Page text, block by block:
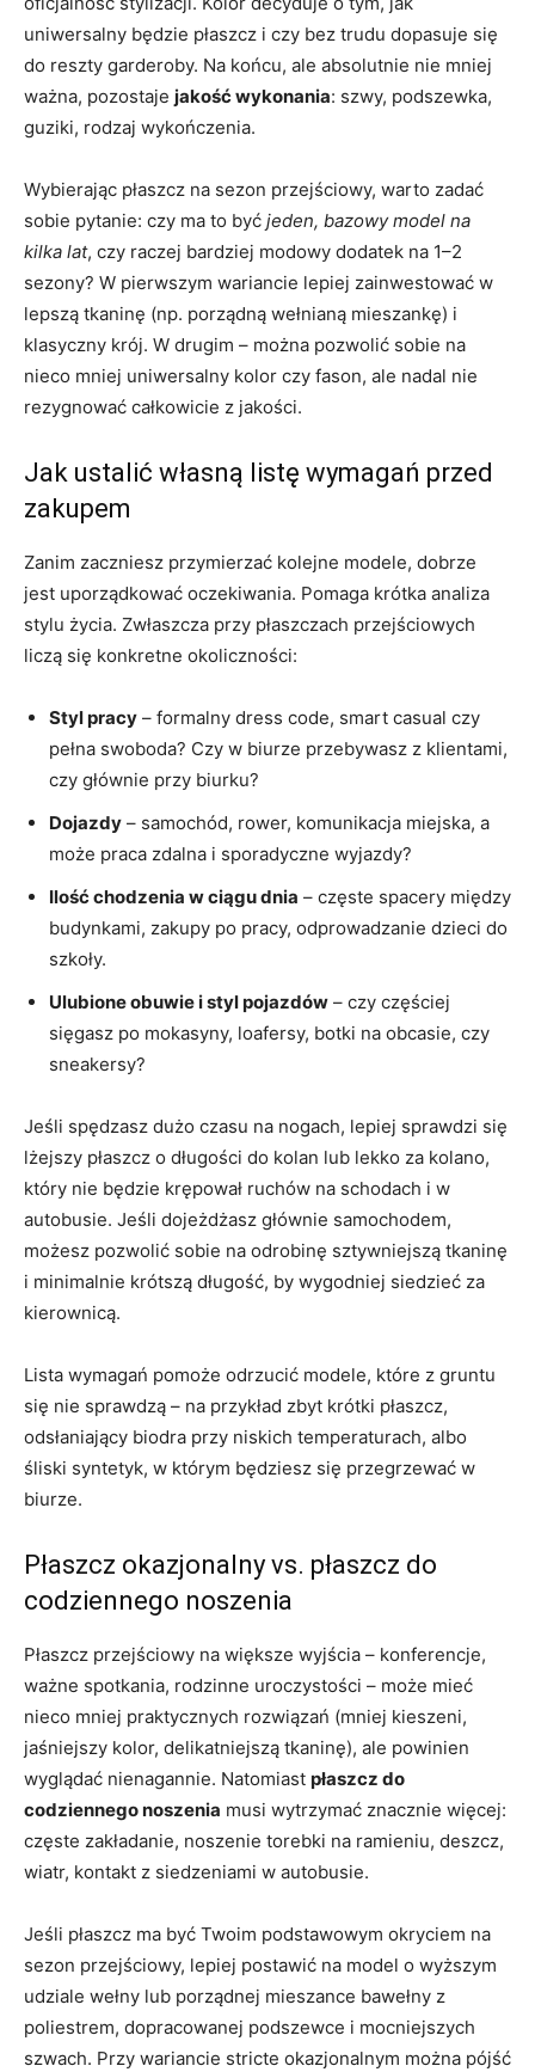
uniwersalny będzie płaszcz i czy bez trudu dopasuje się
do reszty garderoby. Na końcu, ale absolutnie nie mniej
ważna, pozostaje jakość wykonania: szwy, podszewka,
guziki, rodzaj wykończenia.
Wybierając płaszcz na sezon przejściowy, warto zadać
sobie pytanie: czy ma to być jeden, bazowy model na
kilka lat, czy raczej bardziej modowy dodatek na 1–2
sezony? W pierwszym wariancie lepiej zainwestować w
lepszą tkaninę (np. porządną wełnianą mieszankę) i
klasyczny krój. W drugim – można pozwolić sobie na
nieco mniej uniwersalny kolor czy fason, ale nadal nie
rezygnować całkowicie z jakości.
Jak ustalić własną listę wymagań przed
zakupem
Zanim zaczniesz przymierzać kolejne modele, dobrze
jest uporządkować oczekiwania. Pomaga krótka analiza
stylu życia. Zwłaszcza przy płaszczach przejściowych
liczą się konkretne okoliczności:
Styl pracy – formalny dress code, smart casual czy
pełna swoboda? Czy w biurze przebywasz z klientami,
czy głównie przy biurku?
Dojazdy – samochód, rower, komunikacja miejska, a
może praca zdalna i sporadyczne wyjazdy?
Ilość chodzenia w ciągu dnia – częste spacery między
budynkami, zakupy po pracy, odprowadzanie dzieci do
szkoły.
Ulubione obuwie i styl pojazdów – czy częściej
sięgasz po mokasyny, loafersy, botki na obcasie, czy
sneakersy?
Jeśli spędzasz dużo czasu na nogach, lepiej sprawdzi się
lżejszy płaszcz o długości do kolan lub lekko za kolano,
który nie będzie krępował ruchów na schodach i w
autobusie. Jeśli dojeżdżasz głównie samochodem,
możesz pozwolić sobie na odrobinę sztywniejszą tkaninę
i minimalnie krótszą długość, by wygodniej siedzieć za
kierownicą.
Lista wymagań pomoże odrzucić modele, które z gruntu
się nie sprawdzą – na przykład zbyt krótki płaszcz,
odsłaniający biodra przy niskich temperaturach, albo
śliski syntetyk, w którym będziesz się przegrzewać w
biurze.
Płaszcz okazjonalny vs. płaszcz do
codziennego noszenia
Płaszcz przejściowy na większe wyjścia – konferencje,
ważne spotkania, rodzinne uroczystości – może mieć
nieco mniej praktycznych rozwiązań (mniej kieszeni,
jaśniejszy kolor, delikatniejszą tkaninę), ale powinien
wyglądać nienagannie. Natomiast płaszcz do
codziennego noszenia musi wytrzymać znacznie więcej:
częste zakładanie, noszenie torebki na ramieniu, deszcz,
wiatr, kontakt z siedzeniami w autobusie.
Jeśli płaszcz ma być Twoim podstawowym okryciem na
sezon przejściowy, lepiej postawić na model o wyższym
udziale wełny lub porządnej mieszance bawełny z
poliestrem, dopracowanej podszewce i mocniejszych
szwach. Przy wariancie stricte okazjonalnym można pójść